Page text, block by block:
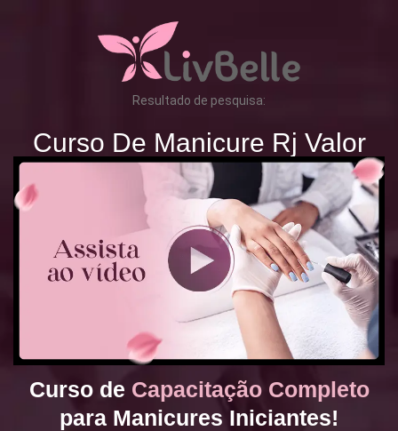
Resultado de pesquisa:
Curso De Manicure Rj Valor
Curso de Capacitação Completo
para Manicures Iniciantes!